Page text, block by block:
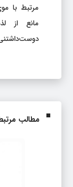
مرتبط با
مانع از
مطالب